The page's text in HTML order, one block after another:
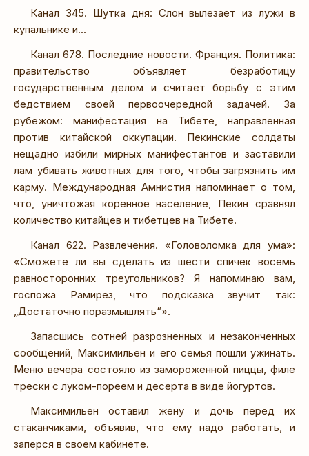
Канал 345. Шутка дня: Слон вылезает из лужи в
купальнике и...
Канал 678. Последние новости. Франция. Политика:
правительство объявляет безработицу
государственным делом и считает борьбу с этим
бедствием своей первоочередной задачей. За
рубежом: манифестация на Тибете, направленная
против китайской оккупации. Пекинские солдаты
нещадно избили мирных манифестантов и заставили
лам убивать животных для того, чтобы загрязнить им
карму. Международная Амнистия напоминает о том,
что, уничтожая коренное население, Пекин сравнял
количество китайцев и тибетцев на Тибете.
Канал 622. Развлечения. «Головоломка для ума»:
«Сможете ли вы сделать из шести спичек восемь
равносторонних треугольников? Я напоминаю вам,
госпожа Рамирез, что подсказка звучит так:
„Достаточно поразмышлять“».
Запасшись сотней разрозненных и незаконченных
сообщений, Максимильен и его семья пошли ужинать.
Меню вечера состояло из замороженной пиццы, филе
трески с луком-пореем и десерта в виде йогуртов.
Максимильен оставил жену и дочь перед их
стаканчиками, объявив, что ему надо работать, и
заперся в своем кабинете.